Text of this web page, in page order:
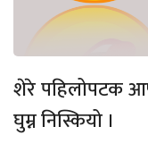
शेरे पहिलोपटक
घुम्न निस्कियो ।